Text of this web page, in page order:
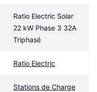
Ratio Electric Solar
22 kW Phase 3 32A
Triphasé
Ratio Electric
Stations de Charge